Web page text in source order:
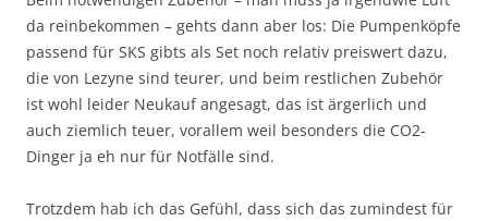
da reinbekommen – gehts dann aber los: Die Pumpenköpfe
passend für SKS gibts als Set noch relativ preiswert dazu,
die von Lezyne sind teurer, und beim restlichen Zubehör
ist wohl leider Neukauf angesagt, das ist ärgerlich und
auch ziemlich teuer, vorallem weil besonders die CO2-
Dinger ja eh nur für Notfälle sind.
Trotzdem hab ich das Gefühl, dass sich das zumindest für